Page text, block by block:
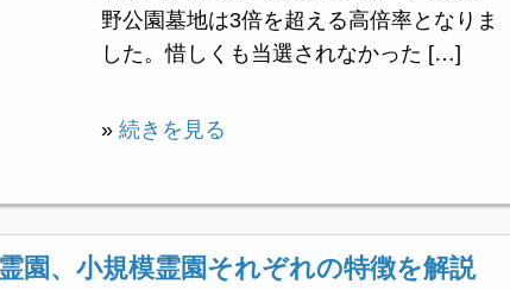
野公園墓地は3倍を超える高倍率となりま
した。惜しくも当選されなかった […]
» 続きを見る
園、小規模霊園それぞれの特徴を解説